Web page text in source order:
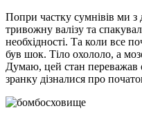
Попри частку сумнівів ми з
тривожну валізу та
необхідності. Та коли все
був шок. Тіло охололо, а
Думаю, цей стан переважав
зранку дізналися про